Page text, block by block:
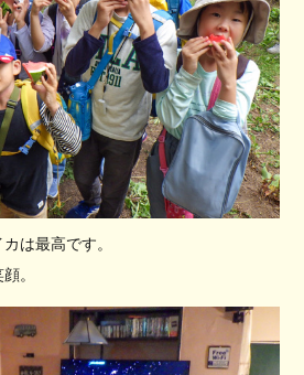
は最高です。
。